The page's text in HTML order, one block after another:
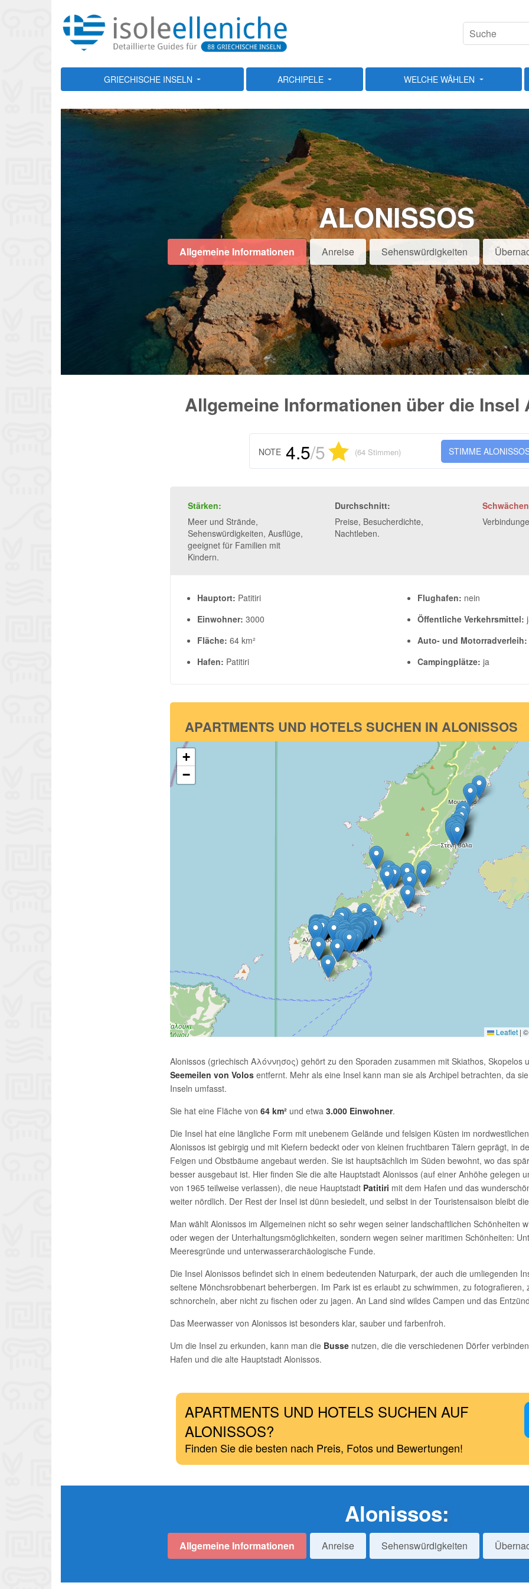
GRIECHISCHE INSELN ARCHIPELE WELCHE WÄHLEN
ALONISSOS
Allgemeine Informationen Anreise Sehenswürdigkeiten
Allgemeine Informationen über die Insel
STIMME
NOTE 4.5/5 (64 Stimmen)
Stärken:
Meer und Strände,
Sehenswürdigkeiten, Ausflüge,
geeignet für Familien mit
Kindern.
Durchschnitt:
Preise, Besucherdichte,
Nachtleben.
Hauptort: Patitiri
Einwohner: 3000
Fläche: 64 km²
Hafen: Patitiri
Flughafen: nein
Öffentliche Verkehrsmittel:
Auto- und Motorradverleih:
Campingplätze: ja
APARTMENTS UND HOTELS SUCHEN IN ALONISSOS
+
−
Leaflet | ©
Alonissos (griechisch Αλόννησος) gehört zu den Sporaden zusammen mit Skiathos, Skopelos
Seemeilen von Volosentfernt. Mehr als eine Insel kann man sie als Archipel betrachten, da
Inseln umfasst.
Sie hat eine Fläche von 64 km²und etwa 3.000 Einwohner.
Die Insel hat eine längliche Form mit unebenem Gelände und felsigen Küsten im
Alonissos ist gebirgig und mit Kiefern bedeckt oder von kleinen fruchtbaren Tälern geprägt, in
Feigen und Obstbäume angebaut werden. Sie ist hauptsächlich im Süden bewohnt, wo das
besser ausgebaut ist. Hier finden Sie die alte Hauptstadt Alonissos (auf einer Anhöhe gelegen
von 1965 teilweise verlassen), die neue Hauptstadt Patitiri mit dem Hafen und das
weiter nördlich. Der Rest der Insel ist dünn besiedelt, und selbst in der Touristensaison bleibt
Man wählt Alonissos im Allgemeinen nicht so sehr wegen seiner landschaftlichen Schönheiten
oder wegen der Unterhaltungsmöglichkeiten, sondern wegen seiner maritimen Schönheiten:
Meeresgründe und unterwasserarchäologische Funde.
Die Insel Alonissos befindet sich in einem bedeutenden Naturpark, der auch die umliegenden
seltene Mönchsrobbenart beherbergen. Im Park ist es erlaubt zu schwimmen, zu fotografieren,
schnorcheln, aber nicht zu fischen oder zu jagen. An Land sind wildes Campen und das
Das Meerwasser von Alonissos ist besonders klar, sauber und farbenfroh.
Um die Insel zu erkunden, kann man die Bussenutzen, die die verschiedenen Dörfer
Hafen und die alte Hauptstadt Alonissos.
APARTMENTS UND HOTELS SUCHEN AUF
ALONISSOS?
Finden Sie die besten nach Preis, Fotos und Bewertungen!
Alonissos:
Allgemeine Informationen Anreise Sehenswürdigkeiten